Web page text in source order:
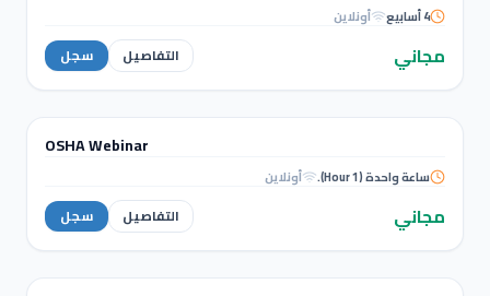
Mastering Architectural Research
4 أسابيع أونلاين
مجاني التفاصيل سجل
OSHA
Webinar
WORKSHOPS
OSHA Webinar
ساعة واحدة (1 Hour). أونلاين
مجاني التفاصيل سجل
MANAGEMENT & QS